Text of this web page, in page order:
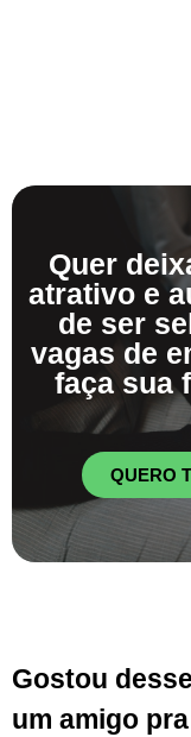
Quer
atrativo e
de ser
vagas de
faça sua
QUERO
Gostou
um amigo